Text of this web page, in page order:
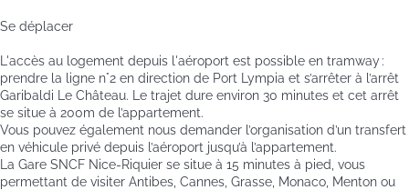
Se déplacer
L'accès au logement depuis l'aéroport est possible en tramway :
prendre la ligne n°2 en direction de Port Lympia et s’arrêter à l’arrêt
Garibaldi Le Château. Le trajet dure environ 30 minutes et cet arrêt
se situe à 200m de l’appartement.
Vous pouvez également nous demander l’organisation d’un transfert
en véhicule privé depuis l’aéroport jusqu’à l’appartement.
La Gare SNCF Nice-Riquier se situe à 15 minutes à pied, vous
permettant de visiter Antibes, Cannes, Grasse, Monaco, Menton ou